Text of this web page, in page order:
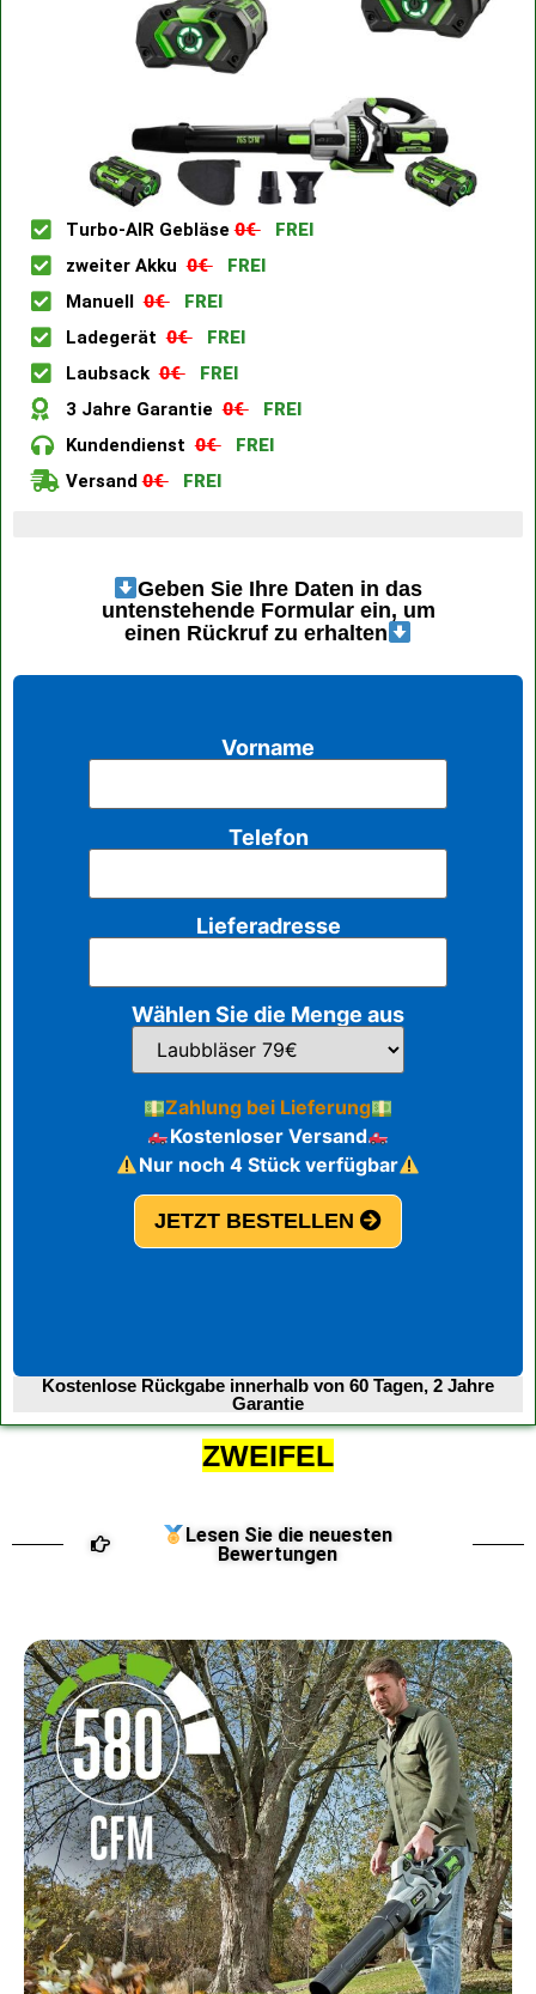
Turbo-AIR Gebläse0€
FREI
zweiter Akku0€
FREI
Manuell0€
FREI
Ladegerät0€
FREI
Laubsack0€
FREI
3 Jahre Garantie0€
FREI
Kundendienst0€
FREI
Versand0€ FREI
Geben Sie Ihre Daten in das
untenstehende Formular ein, um
einen Rückruf zu erhalten
Vorname
Telefon
Lieferadresse
Wählen Sie die Menge aus
Zahlung bei Lieferung
Kostenloser Versand
Nur noch 4 Stück verfügbar
JETZT BESTELLEN
Kostenlose Rückgabe innerhalb von 60 Tagen, 2 Jahre
Garantie
ZWEIFEL
Lesen Sie die neuesten
Bewertungen